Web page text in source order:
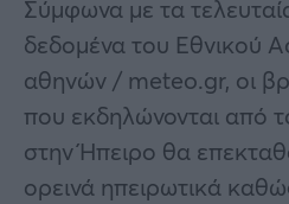
Σύμφωνα με τα
δεδομένα του Εθνικού
αθηνών / meteo.gr, οι
που εκδηλώνονται από
στην Ήπειρο θα
ορεινά ηπειρωτικά